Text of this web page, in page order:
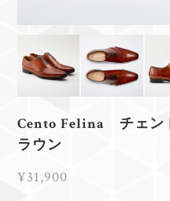
Cento Felina チェ
ラウン
¥31,900